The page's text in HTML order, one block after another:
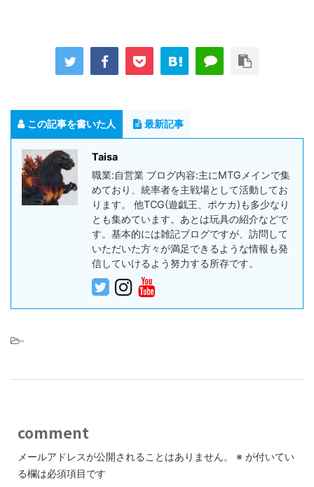
この記事を書いた人 最新記事
Taisa
職業:自営業 ブログ内容:主にMTGメインで集
めており、統率者を主戦場として活動してお
ります。 他TCG(遊戯王、ポケカ)も多少なり
とも集めています。あとは玩具の紹介などで
す。基本的には雑記ブログですが、訪問して
いただいた方々が満足できるような情報も発
信していけるよう努力する所存です。
-
comment
メールアドレスが公開されることはありません。 ※ が付いてい
る欄は必須項目です